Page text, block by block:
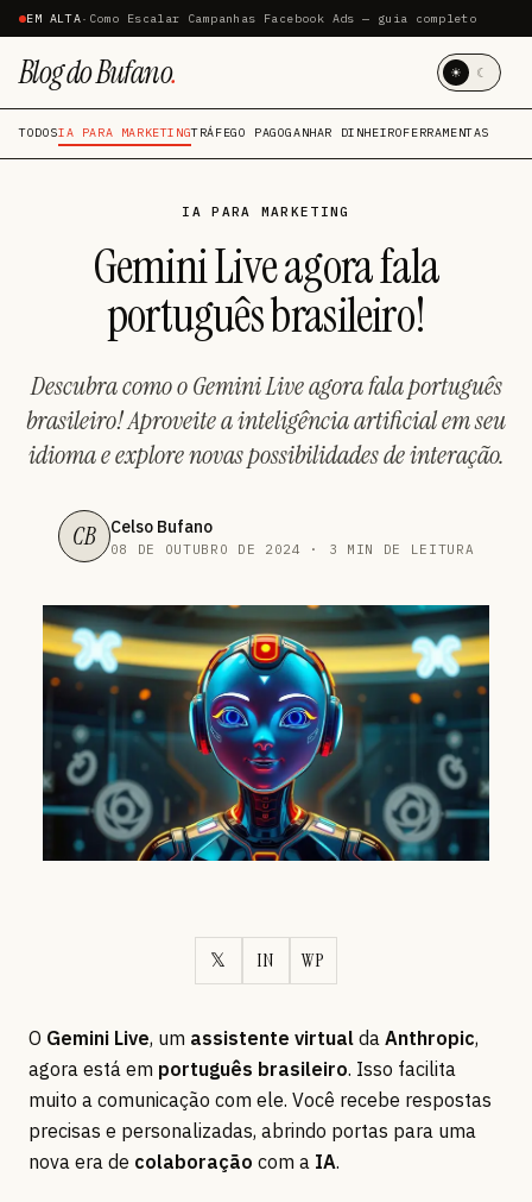
EM ALTA· Como Escalar Campanhas Facebook Ads — guia completo
Blog do Bufano. ☀ ☾
TODOSIA PARA MARKETINGTRÁFEGO PAGOGANHAR DINHEIROFERRAMENTAS
IA PARA MARKETING
Gemini Live agora fala
português brasileiro!
Descubra como o Gemini Live agora fala português
brasileiro! Aproveite a inteligência artificial em seu
idioma e explore novas possibilidades de interação.
CB Celso Bufano
08 DE OUTUBRO DE 2024 · 3 MIN DE LEITURA
𝕏 IN WP
O Gemini Live, um assistente virtual da Anthropic,
agora está em português brasileiro. Isso facilita
muito a comunicação com ele. Você recebe respostas
precisas e personalizadas, abrindo portas para uma
nova era de colaboração com a IA.